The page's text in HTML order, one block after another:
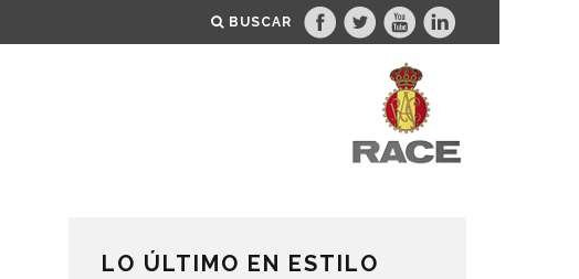
BUSCAR
LO ÚLTIMO EN ESTILO